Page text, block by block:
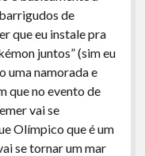
de
que eu instale pra
juntos” (sim eu
uma namorada e
que no evento de
vai se
Olímpico que é um
se tornar um mar